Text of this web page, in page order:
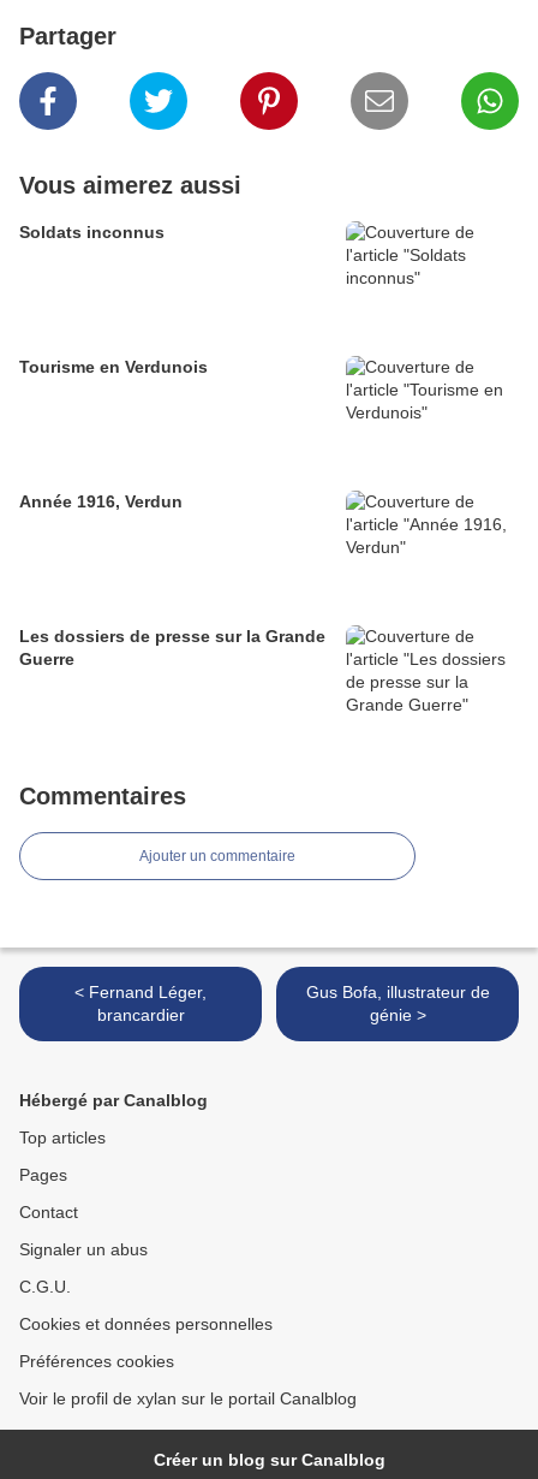
Partager
Vous aimerez aussi
Soldats inconnus
Tourisme en Verdunois
Année 1916, Verdun
Les dossiers de presse sur la Grande
Guerre
Commentaires
Ajouter un commentaire
< Fernand Léger,
brancardier
Gus Bofa, illustrateur de
génie >
Hébergé par Canalblog
Top articles
Pages
Contact
Signaler un abus
C.G.U.
Cookies et données personnelles
Préférences cookies
Voir le profil de xylan sur le portail Canalblog
Créer un blog sur Canalblog